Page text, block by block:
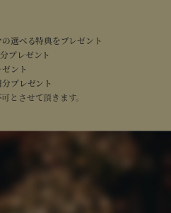
にご検討の方必見！】冬季に結婚式を挙
族だけでの会食、お急ぎの方々もしっかり
学可能なフェア！
の選べる特典をプレゼント
プレゼント
ント
プレゼント
とさせて頂きます。